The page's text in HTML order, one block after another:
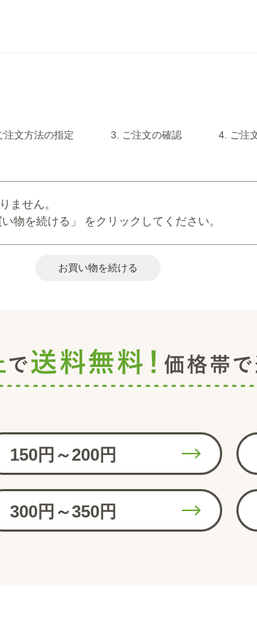
注文方法の指定 ご注文の確認 ご注
ません。
物を続ける」 をクリックしてください。
150円～200円
300円～350円